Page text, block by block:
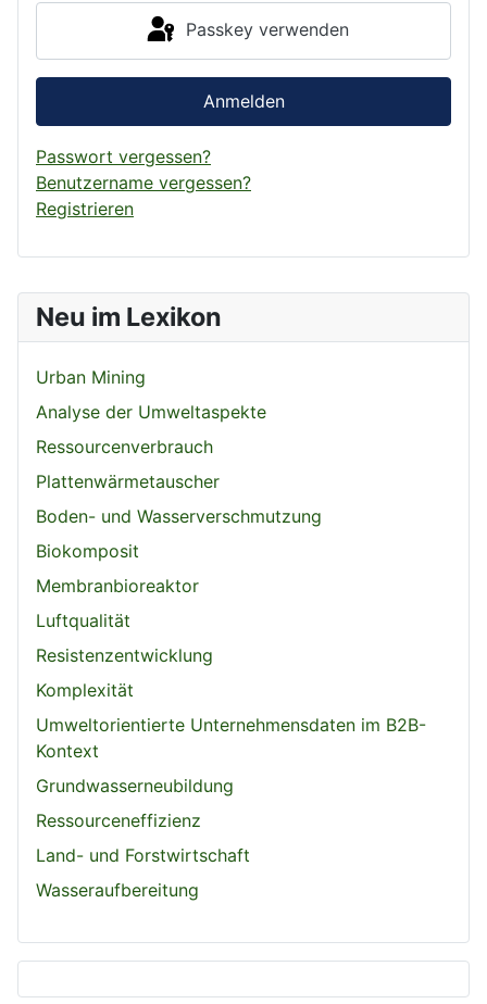
Neu im Lexikon
Urban Mining
Analyse der Umweltaspekte
Ressourcenverbrauch
Plattenwärmetauscher
Boden- und Wasserverschmutzung
Biokomposit
Membranbioreaktor
Luftqualität
Resistenzentwicklung
Komplexität
Umweltorientierte Unternehmensdaten im B2B-
Kontext
Grundwasserneubildung
Ressourceneffizienz
Land- und Forstwirtschaft
Wasseraufbereitung
Passkey verwenden
Anmelden
Passwort vergessen?
Benutzername vergessen?
Registrieren